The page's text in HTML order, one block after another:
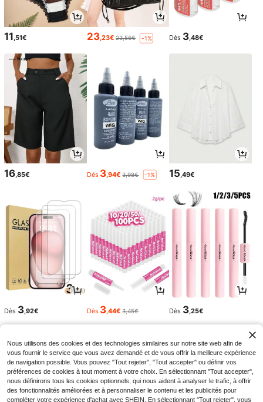
11,51€ 23,23€ 23,56€ -1% Dès 3,48€
16 ,85€ Dès 3 ,94€ 3,98€ -1% 15 ,49€
Dès 3,92€ Dès 3 ,44€ 3,45€ Dès 3,25€
Nous utilisons des cookies et des technologies similaires sur notre site web afin de
vous fournir le service que vous avez demandé et de vous offrir la meilleure expérience
de navigation possible. Vous pouvez "Tout rejeter", "Tout accepter" ou définir vos
préférences de cookies à tout moment à votre choix. En sélectionnant "Tout accepter",
nous définirons tous les cookies optionnels, qui nous aident à analyser le trafic, à offrir
des fonctionnalités améliorées et à personnaliser le contenu et les publicités pour
compléter votre expérience d'achat avec SHEIN. En sélectionnant "Tout rejeter", vous